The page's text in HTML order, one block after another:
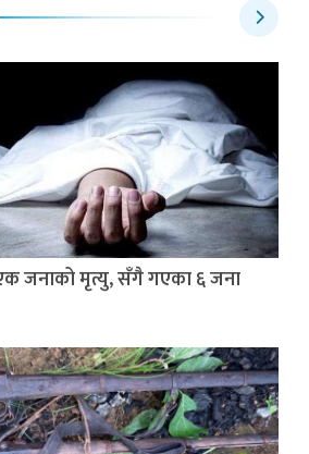
जनाको मृत्यु, सँगै गएका ६ जना